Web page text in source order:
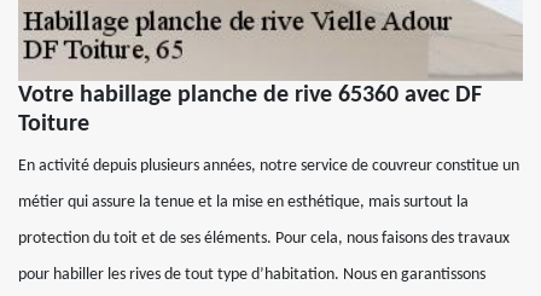
Votre habillage planche de rive 65360 avec DF
Toiture
En activité depuis plusieurs années, notre service de couvreur constitue un
métier qui assure la tenue et la mise en esthétique, mais surtout la
protection du toit et de ses éléments. Pour cela, nous faisons des travaux
pour habiller les rives de tout type d’habitation. Nous en garantissons